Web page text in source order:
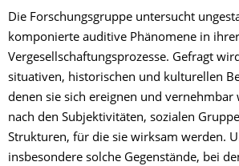
Die Forschungsgruppe untersucht
komponierte auditive Phänomene in
Vergesellschaftungsprozesse. Gefragt
situativen, historischen und kulturellen
denen sie sich ereignen und vernehmbar
nach den Subjektivitäten, sozialen
Strukturen, für die sie wirksam werden.
insbesondere solche Gegenstände, bei